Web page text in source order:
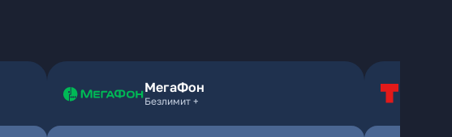
МегаФон
Безлимит +